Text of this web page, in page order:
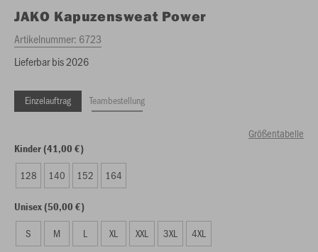
JAKO Kapuzensweat Power
Artikelnummer: 6723
Lieferbar bis 2026
Einzelauftrag Teambestellung
Größentabelle
Kinder (41,00 €)
128 140 152 164
Unisex (50,00 €)
S M L XL XXL 3XL 4XL